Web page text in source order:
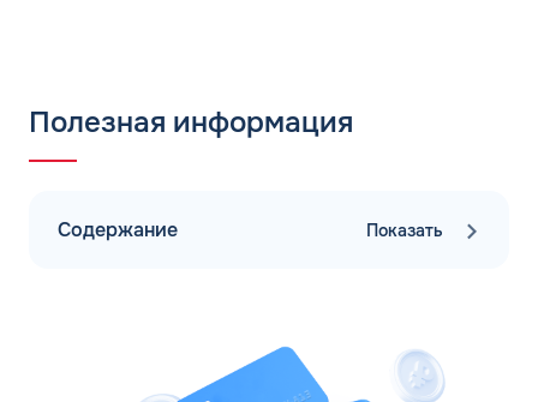
Полезная информация
Содержание Показать